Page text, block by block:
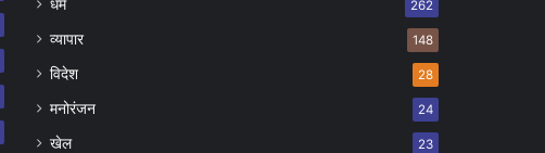
धर्म 262
व्यापार 148
विदेश 28
मनोरंजन 24
खेल 23